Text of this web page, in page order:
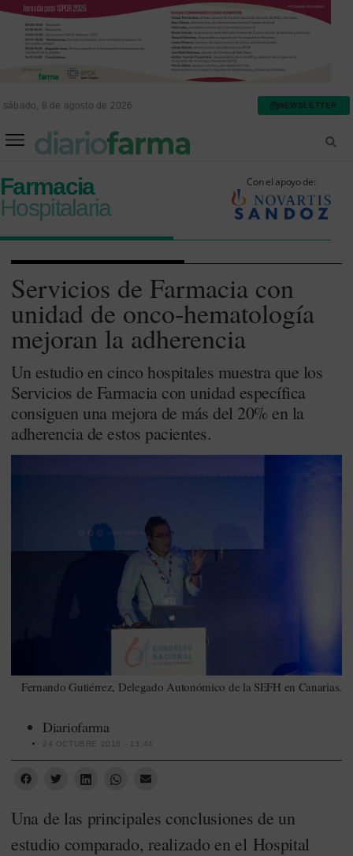
sábado, 8 de agosto de 2026 NEWSLETTER
Farmacia
Hospitalaria
Con el apoyo de:
Servicios de Farmacia con
unidad de onco-hematología
mejoran la adherencia
Un estudio en cinco hospitales muestra que los
Servicios de Farmacia con unidad específica
consiguen una mejora de más del 20% en la
adherencia de estos pacientes.
Fernando Gutiérrez, Delegado Autonómico de la SEFH en Canarias.
Diariofarma
24 OCTUBRE 2016 - 13:44
Una de las principales conclusiones de un
estudio comparado, realizado en el Hospital